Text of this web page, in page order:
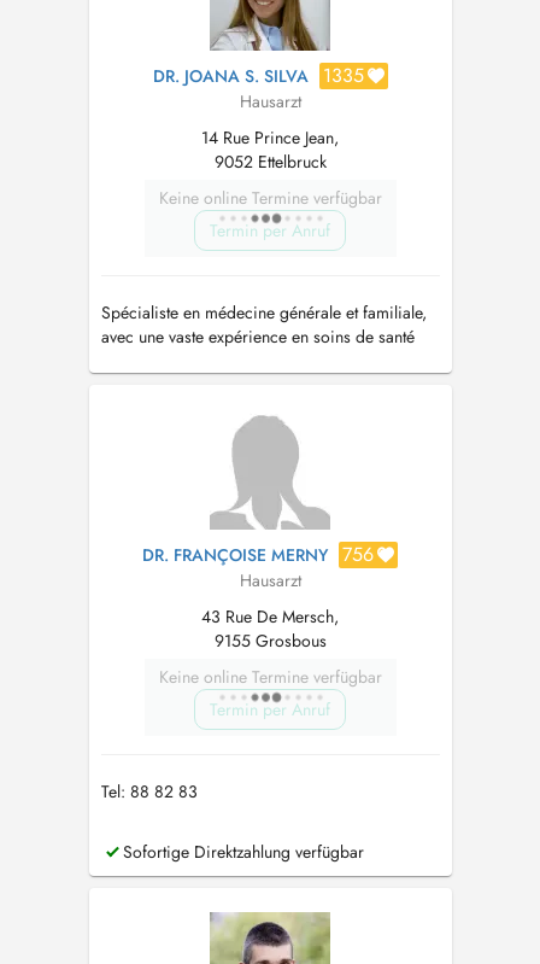
DR. JOANA S. SILVA 1335
Hausarzt
14 Rue Prince Jean,
9052 Ettelbruck
Keine online Termine verfügbar
Termin per Anruf
Spécialiste en médecine générale et familiale,
avec une vaste expérience en soins de santé
DR. FRANÇOISE MERNY 756
Hausarzt
43 Rue De Mersch,
9155 Grosbous
Keine online Termine verfügbar
Termin per Anruf
Tel: 88 82 83
Sofortige Direktzahlung verfügbar